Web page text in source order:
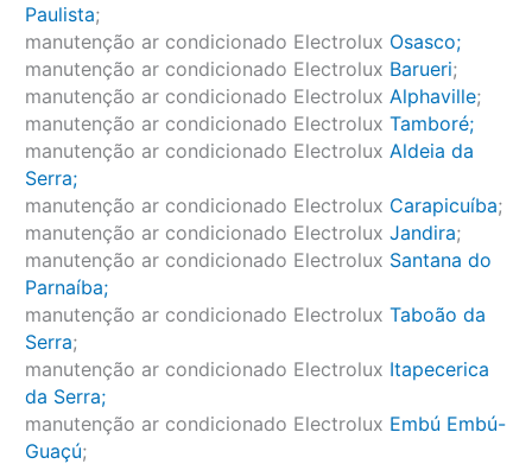
Paulista;
manutenção ar condicionado Electrolux Osasco;
manutenção ar condicionado Electrolux Barueri;
manutenção ar condicionado Electrolux Alphaville;
manutenção ar condicionado Electrolux Tamboré;
manutenção ar condicionado Electrolux Aldeia da
Serra;
manutenção ar condicionado Electrolux Carapicuíba;
manutenção ar condicionado Electrolux Jandira;
manutenção ar condicionado Electrolux Santana do
Parnaíba;
manutenção ar condicionado Electrolux Taboão da
Serra;
manutenção ar condicionado Electrolux Itapecerica
da Serra;
manutenção ar condicionado Electrolux Embú Embú-
Guaçú;